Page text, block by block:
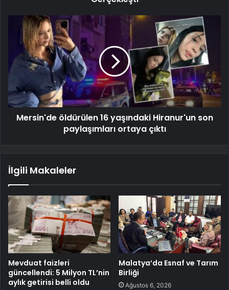
Mersin'de öldürülen 16 yaşındaki Hiranur'un son
paylaşımları ortaya çıktı
İlgili Makaleler
Mevduat faizleri
güncellendi: 5 Milyon TL’nin
aylık getirisi belli oldu
Malatya’da Esnaf ve Tarım
Birliği
Ağustos 6, 2026